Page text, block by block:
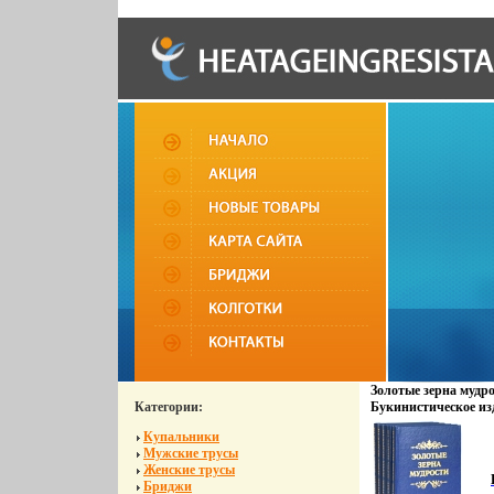
Категории:
Купальники
Мужские трусы
Женские трусы
Бриджи
Золотые зерна
Букинистическое
Очень хорошая
всех, 2001 г
5-7454-0574-0
60x88/16 (~150x210